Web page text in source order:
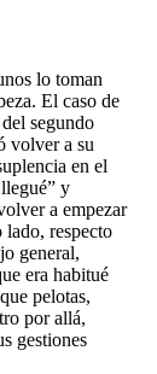
lo toman
El caso de
segundo
volver a su
en el
y
a empezar
lado, respecto
general,
era habitué
pelotas,
por allá,
gestiones